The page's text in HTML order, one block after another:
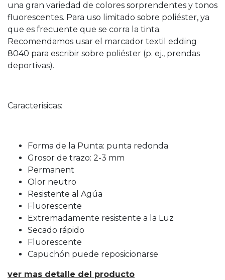
una gran variedad de colores sorprendentes y tonos
fluorescentes. Para uso limitado sobre poliéster, ya
que es frecuente que se corra la tinta.
Recomendamos usar el marcador textil edding
8040 para escribir sobre poliéster (p. ej., prendas
deportivas).
Caracterisicas:
Forma de la Punta: punta redonda
Grosor de trazo: 2-3 mm
Permanent
Olor neutro
Resistente al Agúa
Fluorescente
Extremadamente resistente a la Luz
Secado rápido
Fluorescente
Capuchón puede reposicionarse
ver mas detalle del producto